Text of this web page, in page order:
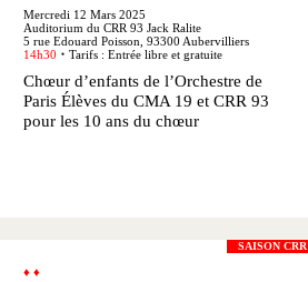
Mercredi 12 Mars 2025
Auditorium du CRR 93 Jack Ralite
5 rue Edouard Poisson, 93300 Aubervilliers
14h30
● Tarifs : Entrée libre et gratuite
Chœur d’enfants de l’Orchestre de
Paris Élèves du CMA 19 et CRR 93
pour les 10 ans du chœur
SAISON CRR
♦ ♦